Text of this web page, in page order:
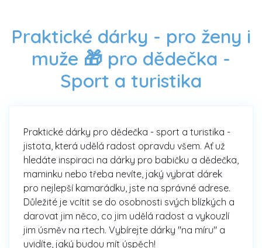
Praktické dárky - pro ženy i
muže 🎁 pro dědečka -
Sport a turistika
Praktické dárky pro dědečka - sport a turistika -
jistota, která udělá radost opravdu všem. Ať už
hledáte inspiraci na dárky pro babičku a dědečka,
maminku nebo třeba nevíte, jaký vybrat dárek
pro nejlepší kamarádku, jste na správné adrese.
Důležité je vcítit se do osobnosti svých blízkých a
darovat jim něco, co jim udělá radost a vykouzlí
jim úsměv na rtech. Vybírejte dárky "na míru" a
uvidíte, jaký budou mít úspěch!